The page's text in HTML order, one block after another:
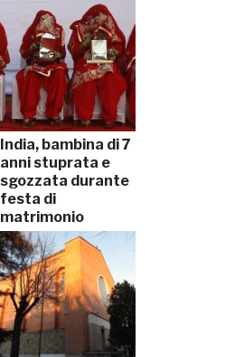
India, bambina di 7
anni stuprata e
sgozzata durante
festa di
matrimonio